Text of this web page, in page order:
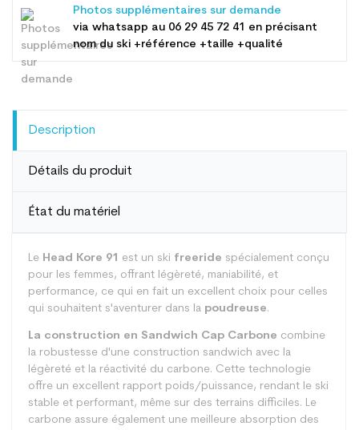
Photos supplémentaires sur demande
via whatsapp au 06 29 45 72 41 en précisant
nom du ski +référence +taille +qualité
Description
Détails du produit
État du matériel
Le Head Kore 91 est un ski freeride spécialement conçu
pour les femmes, offrant légèreté, maniabilité, et
performance, ce qui en fait un excellent choix pour celles
qui souhaitent s'aventurer dans la poudreuse.
La construction en Sandwich Cap Carbone combine
la robustesse d'une construction sandwich avec la
légèreté et la réactivité du carbone. Cette technologie
offre un excellent rapport poids/puissance, rendant le ski
stable et performant, même sur des terrains difficiles. Le
carbone assure également une meilleure absorption des